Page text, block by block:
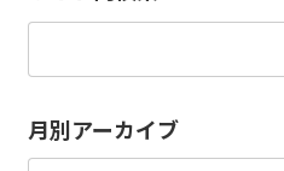
月別アーカイブ
月